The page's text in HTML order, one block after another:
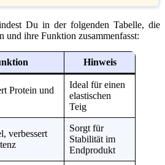
Du in der folgenden Tabelle, die
und ihre Funktion zusammenfasst:
Hinweis
Protein und
Ideal für einen
elastischen
Teig
verbessert
Sorgt für
Stabilität im
Endprodukt